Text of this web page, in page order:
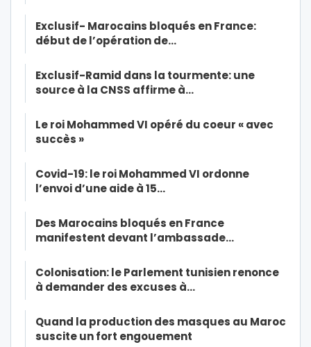
Exclusif- Marocains bloqués en France:
début de l’opération de…
Exclusif-Ramid dans la tourmente: une
source à la CNSS affirme à…
Le roi Mohammed VI opéré du coeur « avec
succès »
Covid-19: le roi Mohammed VI ordonne
l’envoi d’une aide à 15…
Des Marocains bloqués en France
manifestent devant l’ambassade…
Colonisation: le Parlement tunisien renonce
à demander des excuses à…
Quand la production des masques au Maroc
suscite un fort engouement